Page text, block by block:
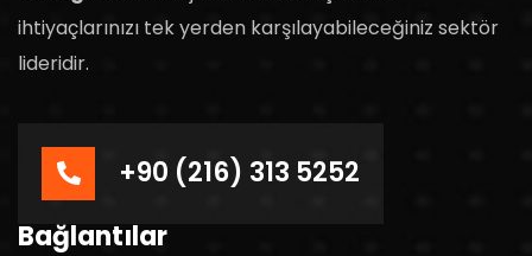
ihtiyaçlarınızı tek yerden karşılayabileceğiniz sektör
lideridir.
+90 (216) 313 5252
Bağlantılar